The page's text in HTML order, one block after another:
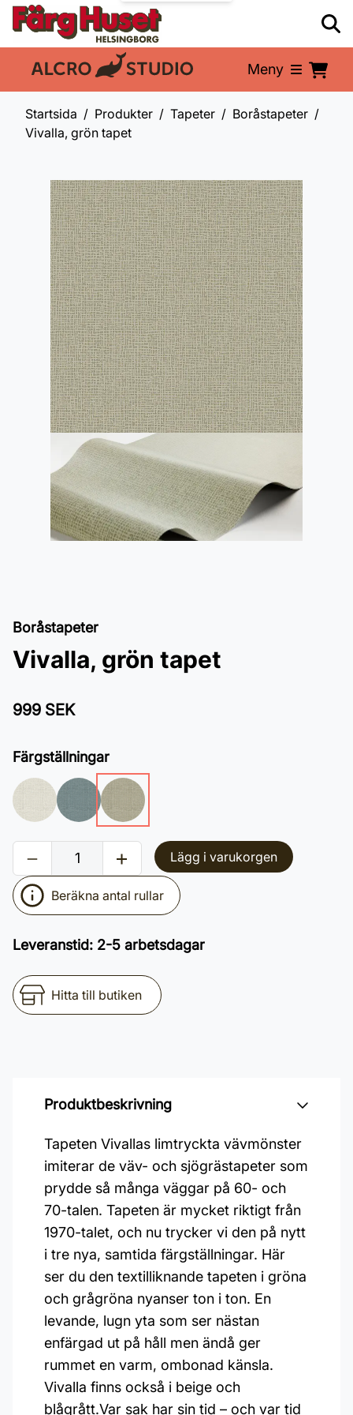
En del av: Meny
Startsida Produkter Tapeter
Boråstapeter
Vivalla, grön tapet
Boråstapeter
Vivalla, grön tapet
999 SEK
Färgställningar
Lägg i varukorgen
Beräkna antal rullar
Leveranstid: 2-5 arbetsdagar
Hitta till butiken
Produktbeskrivning
Tapeten Vivallas limtryckta vävmönster
imiterar de väv- och sjögrästapeter som
prydde så många väggar på 60- och
70-talen. Tapeten är mycket riktigt från
1970-talet, och nu trycker vi den på nytt
i tre nya, samtida färgställningar. Här
ser du den textilliknande tapeten i gröna
och grågröna nyanser ton i ton. En
levande, lugn yta som ser nästan
enfärgad ut på håll men ändå ger
rummet en varm, ombonad känsla.
Vivalla finns också i beige och
blågrått.Var sak har sin tid – och var tid